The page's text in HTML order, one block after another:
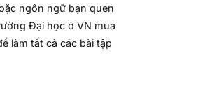
ngôn ngữ bạn quen
Đại học ở VN mua
làm tất cả các bài tập